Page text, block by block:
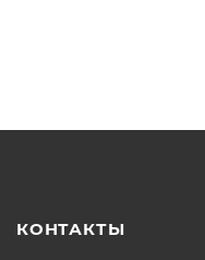
КОНТАКТЫ